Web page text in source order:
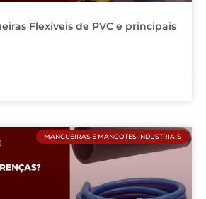
Flexíveis de PVC e principais
MANGUEIRAS E MANGOTES INDUSTRIAIS